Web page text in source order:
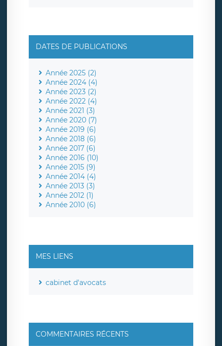
DATES DE PUBLICATIONS
Année 2025 (2)
Année 2024 (4)
Année 2023 (2)
Année 2022 (4)
Année 2021 (3)
Année 2020 (7)
Année 2019 (6)
Année 2018 (6)
Année 2017 (6)
Année 2016 (10)
Année 2015 (9)
Année 2014 (4)
Année 2013 (3)
Année 2012 (1)
Année 2010 (6)
MES LIENS
cabinet d'avocats
COMMENTAIRES RÉCENTS